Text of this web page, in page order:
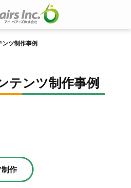
ンツ制作事例
テンツ制作事例
作